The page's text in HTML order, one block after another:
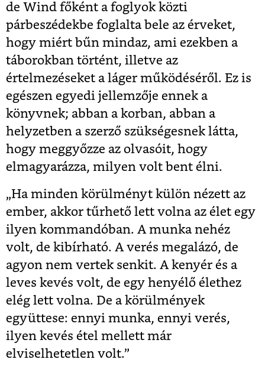
de Wind főként a foglyok közti
párbeszédekbe foglalta bele az érveket,
hogy miért bűn mindaz, ami ezekben a
táborokban történt, illetve az
értelmezéseket a láger működéséről. Ez is
egészen egyedi jellemzője ennek a
könyvnek; abban a korban, abban a
helyzetben a szerző szükségesnek látta,
hogy meggyőzze az olvasóit, hogy
elmagyarázza, milyen volt bent élni.
„Ha minden körülményt külön nézett az
ember, akkor tűrhető lett volna az élet egy
ilyen kommandóban. A munka nehéz
volt, de kibírható. A verés megalázó, de
agyon nem vertek senkit. A kenyér és a
leves kevés volt, de egy henyélő élethez
elég lett volna. De a körülmények
együttese: ennyi munka, ennyi verés,
ilyen kevés étel mellett már
elviselhetetlen volt.”